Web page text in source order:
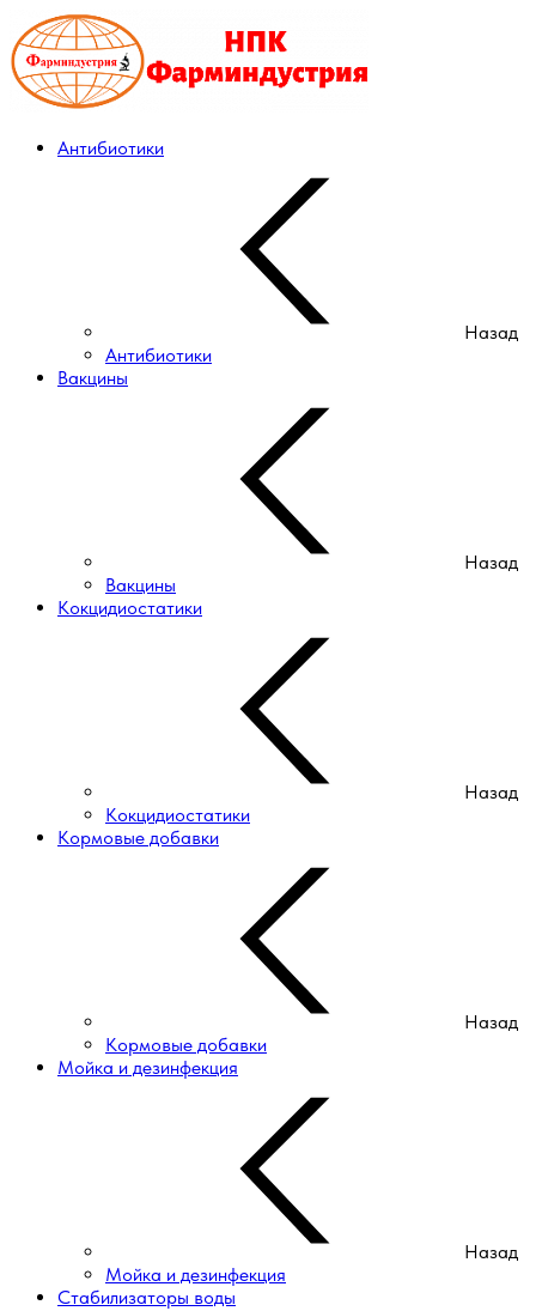
Антибиотики
Назад
Антибиотики
Вакцины
Назад
Вакцины
Кокцидиостатики
Назад
Кокцидиостатики
Кормовые добавки
Назад
Кормовые добавки
Мойка и дезинфекция
Назад
Мойка и дезинфекция
Стабилизаторы воды